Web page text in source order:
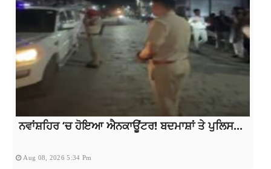
ਨਵਾਂਸ਼ਹਿਰ ‘ਚ ਹੋਇਆ ਐਨਕਾਊਂਟਰ! ਬਦਮਾਸ਼ਾਂ ਤੇ ਪੁਲਿਸ...
Aug 08, 2026 5:34 Pm